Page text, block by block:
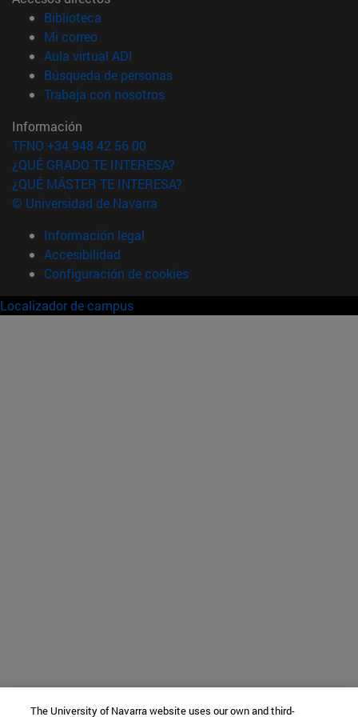
Biblioteca
Mi correo(abre en nueva ventana)
Aula virtual ADI
Búsqueda de personas(abre en nueva ventana)
Trabaja con nosotros(abre en nueva ventana)
Información
TFNO +34 948 42 56 00
¿QUÉ GRADO TE INTERESA?
¿QUÉ MÁSTER TE INTERESA?
© Universidad de Navarra
Información legal
Accesibilidad
Configuración de cookies
Localizador de campus
The University of Navarra website uses our own and third-